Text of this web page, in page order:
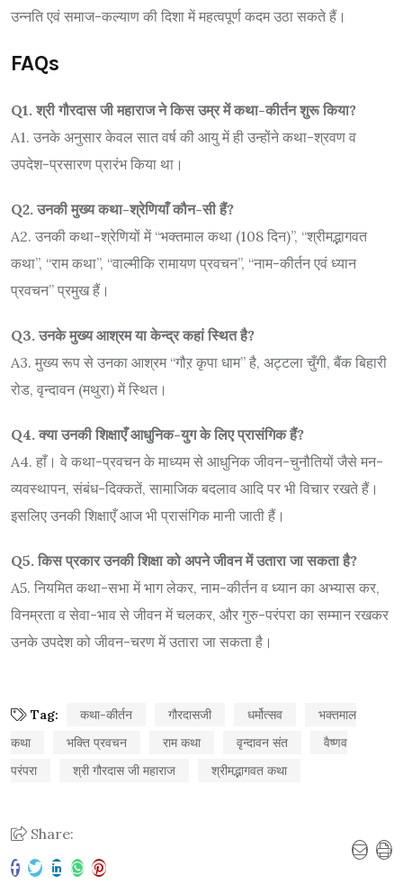
उन्नति एवं समाज-कल्याण की दिशा में महत्वपूर्ण कदम उठा सकते हैं।
FAQs
Q1. श्री गौरदास जी महाराज ने किस उम्र में कथा-कीर्तन शुरू किया?
A1. उनके अनुसार केवल सात वर्ष की आयु में ही उन्होंने कथा-श्रवण व
उपदेश-प्रसारण प्रारंभ किया था।
Q2. उनकी मुख्य कथा-श्रेणियाँ कौन-सी हैं?
A2. उनकी कथा-श्रेणियों में “भक्तमाल कथा (108 दिन)”, “श्रीमद्भागवत
कथा”, “राम कथा”, “वाल्मीकि रामायण प्रवचन”, “नाम-कीर्तन एवं ध्यान
प्रवचन” प्रमुख हैं।
Q3. उनके मुख्य आश्रम या केन्द्र कहां स्थित है?
A3. मुख्य रूप से उनका आश्रम “गौऱ कृपा धाम” है, अट्टला चुँगी, बैंक बिहारी
रोड, वृन्दावन (मथुरा) में स्थित।
Q4. क्या उनकी शिक्षाएँ आधुनिक-युग के लिए प्रासंगिक हैं?
A4. हाँ। वे कथा-प्रवचन के माध्यम से आधुनिक जीवन-चुनौतियों जैसे मन-
व्यवस्थापन, संबंध-दिक्कतें, सामाजिक बदलाव आदि पर भी विचार रखते हैं।
इसलिए उनकी शिक्षाएँ आज भी प्रासंगिक मानी जाती हैं।
Q5. किस प्रकार उनकी शिक्षा को अपने जीवन में उतारा जा सकता है?
A5. नियमित कथा-सभा में भाग लेकर, नाम-कीर्तन व ध्यान का अभ्यास कर,
विनम्रता व सेवा-भाव से जीवन में चलकर, और गुरु-परंपरा का सम्मान रखकर
उनके उपदेश को जीवन-चरण में उतारा जा सकता है।
Tag: कथा-कीर्तन गौरदासजी धर्मोत्सव
भक्तमाल
कथा
भक्ति प्रवचन राम कथा वृन्दावन संत
वैष्णव
परंपरा
श्री गौरदास जी महाराज श्रीमद्भागवत कथा
Share: